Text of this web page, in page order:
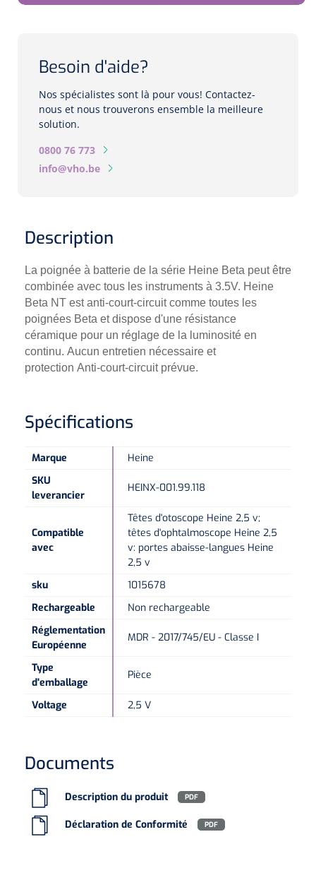
Biomètres
Biomètres optiques
Périmètres
Caméras de fond d'œil
Lampes à fente
Options
Lampe à fente
Microscopes spéculaires
Lasers
Besoin d'aide?
Nos spécialistes sont là pour vous! Contactez-
nous et nous trouverons ensemble la meilleure
solution.
0800 76 773
info@vho.be
Description
La poignée à batterie de la série Heine Beta peut être
combinée avec tous les instruments à 3.5V. Heine
Beta NT est anti-court-circuit comme toutes les
poignées Beta et dispose d'une résistance
céramique pour un réglage de la luminosité en
continu. Aucun entretien nécessaire et
protection Anti-court-circuit prévue.
Spécifications
Marque
Heine
SKU
leverancier
HEINX-001.99.118
Compatible
avec
Têtes d'otoscope Heine 2,5 v;
têtes d'ophtalmoscope Heine 2,5
v: portes abaisse-langues Heine
2,5 v
sku
1015678
Rechargeable
Non rechargeable
Réglementation
Européenne
MDR - 2017/745/EU - Classe I
Type
d'emballage
Pièce
Voltage 2,5 V
Documents
Description du produit PDF
Déclaration de Conformité PDF